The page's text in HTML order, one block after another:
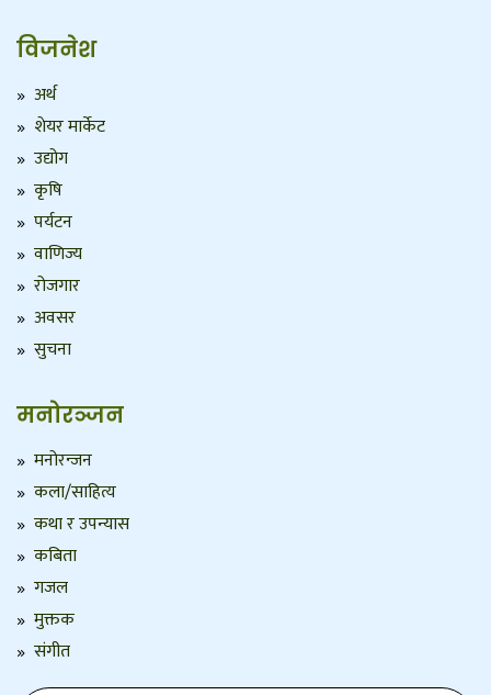
विजनेश
अर्थ
शेयर मार्केट
उद्योग
कृषि
पर्यटन
वाणिज्य
रोजगार
अवसर
सुचना
मनोरञ्जन
मनोरन्जन
कला/साहित्य
कथा र उपन्यास
कबिता
गजल
मुक्तक
संगीत